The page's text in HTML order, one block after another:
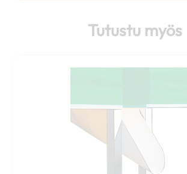
Tutustu myös
useampi
Voit
tehdä